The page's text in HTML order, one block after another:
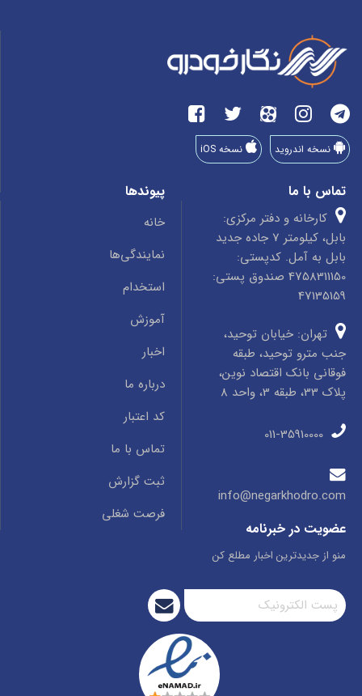
نسخه اندروید نسخه iOS
تماس با ما
کارخانه و دفتر مرکزی:
بابل، کیلومتر 7 جاده جدید
بابل به آمل. کدپستی:
4758311150 صندوق پستی:
47135159
تهران: خیابان توحید،
جنب مترو توحید، طبقه
فوقانی بانک اقتصاد نوین،
پلاک 33، طبقه 3، واحد 8
info@negarkhodro.com
پیوندها
خانه
نمایندگی‌ها
استخدام
آموزش
اخبار
درباره ما
کد اعتبار
تماس با ما
ثبت گزارش
فرصت شغلی
عضویت در خبرنامه
منو از جدیدترین اخبار مطلع کن